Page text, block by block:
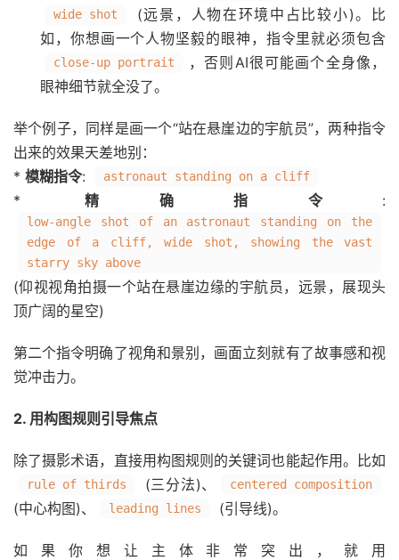
wide shot
(远景，人物在环境中占比较小)。比
如，你想画一个人物坚毅的眼神，指令里就必须包含
close-up portrait
，否则AI很可能画个全身像，
眼神细节就全没了。
举个例子，同样是画一个“站在悬崖边的宇航员”，两种指令
出来的效果天差地别：
* 模糊指令: astronaut standing on a cliff
*精确指令 :
low-angle shot of an astronaut standing on the
edge of a cliff, wide shot, showing the vast
starry sky above
(仰视视角拍摄一个站在悬崖边缘的宇航员，远景，展现头
顶广阔的星空)
第二个指令明确了视角和景别，画面立刻就有了故事感和视
觉冲击力。
2. 用构图规则引导焦点
除了摄影术语，直接用构图规则的关键词也能起作用。比如
rule of thirds (三分法)、 centered composition
(中心构图)、 leading lines (引导线)。
如果你想让主体非常突出，就用